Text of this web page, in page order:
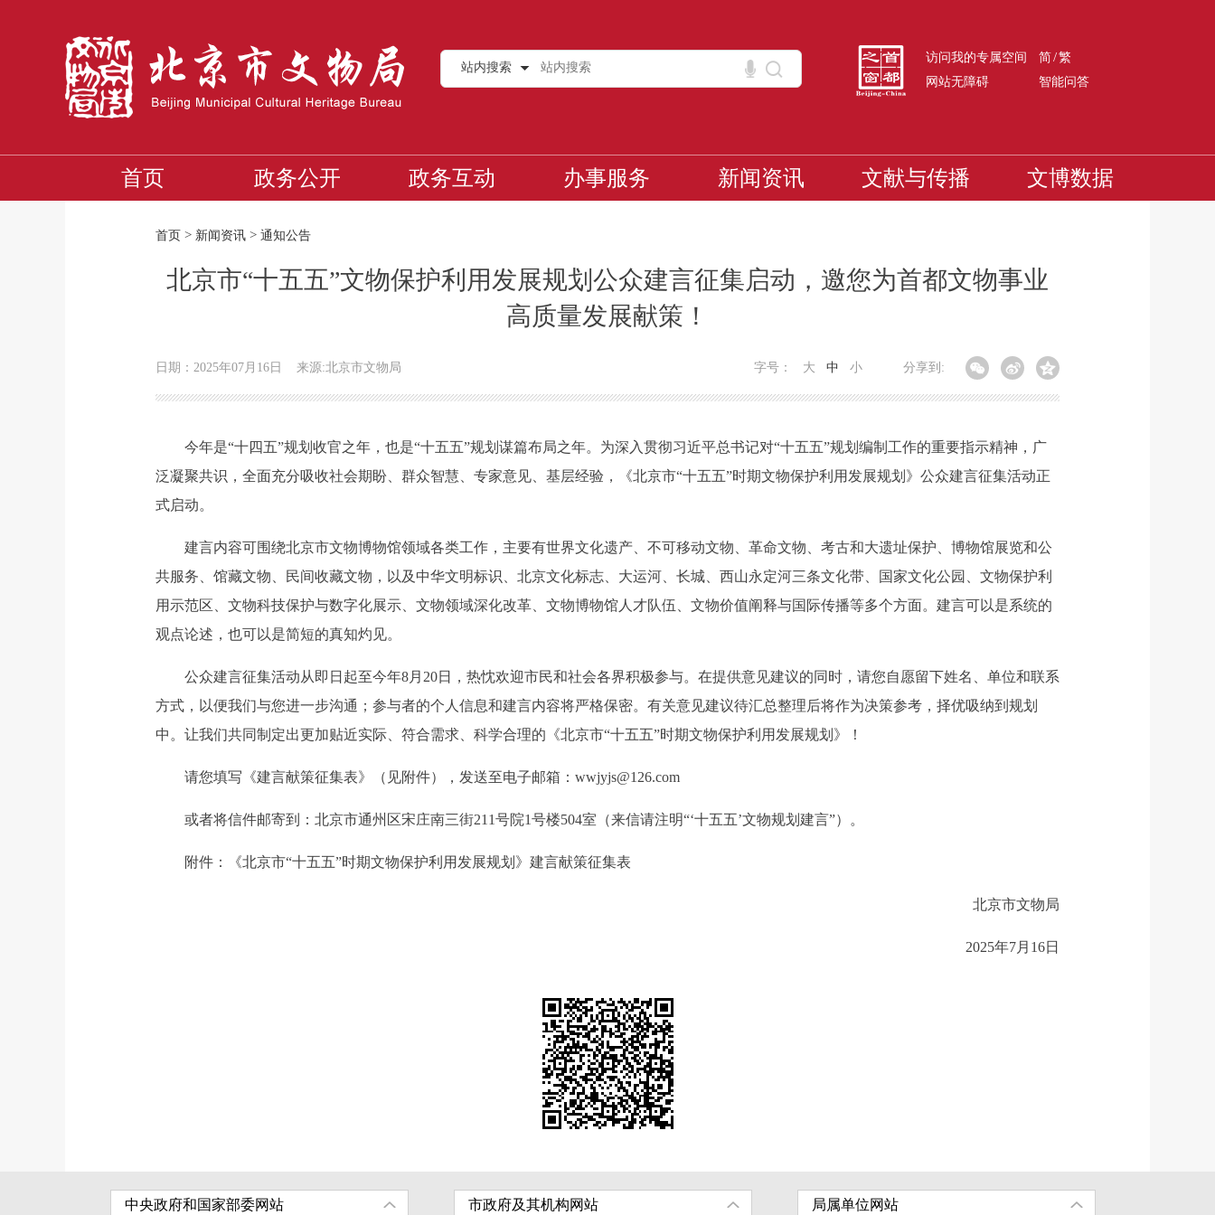
站内搜索
访问我的专属空间 简/繁
网站无障碍
智能问答
首页 政务公开 政务互动 办事服务 新闻资讯 文献与传播 文博数据
首页 > 新闻资讯 > 通知公告
北京市“十五五”文物保护利用发展规划公众建言征集启动，邀您为首都文物事业
高质量发展献策！
日期：2025年07月16日 来源:北京市文物局 分享到:
字号： 大 中 小
今年是“十四五”规划收官之年，也是“十五五”规划谋篇布局之年。为深入贯彻习近平总书记对“十五五”规划编制工作的重要指示精神，广
泛凝聚共识，全面充分吸收社会期盼、群众智慧、专家意见、基层经验，《北京市“十五五”时期文物保护利用发展规划》公众建言征集活动正
式启动。
建言内容可围绕北京市文物博物馆领域各类工作，主要有世界文化遗产、不可移动文物、革命文物、考古和大遗址保护、博物馆展览和公
共服务、馆藏文物、民间收藏文物，以及中华文明标识、北京文化标志、大运河、长城、西山永定河三条文化带、国家文化公园、文物保护利
用示范区、文物科技保护与数字化展示、文物领域深化改革、文物博物馆人才队伍、文物价值阐释与国际传播等多个方面。建言可以是系统的
观点论述，也可以是简短的真知灼见。
公众建言征集活动从即日起至今年8月20日，热忱欢迎市民和社会各界积极参与。在提供意见建议的同时，请您自愿留下姓名、单位和联系
方式，以便我们与您进一步沟通；参与者的个人信息和建言内容将严格保密。有关意见建议待汇总整理后将作为决策参考，择优吸纳到规划
中。让我们共同制定出更加贴近实际、符合需求、科学合理的《北京市“十五五”时期文物保护利用发展规划》！
请您填写《建言献策征集表》（见附件），发送至电子邮箱：wwjyjs@126.com
或者将信件邮寄到：北京市通州区宋庄南三街211号院1号楼504室（来信请注明“‘十五五’文物规划建言”）。
附件： 《北京市“十五五”时期文物保护利用发展规划》建言献策征集表
北京市文物局
2025年7月16日